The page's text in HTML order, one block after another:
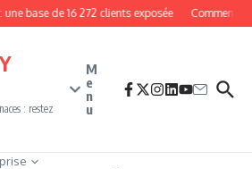
base de 16 272 clients exposée Comment
: restez
M
e
n
u